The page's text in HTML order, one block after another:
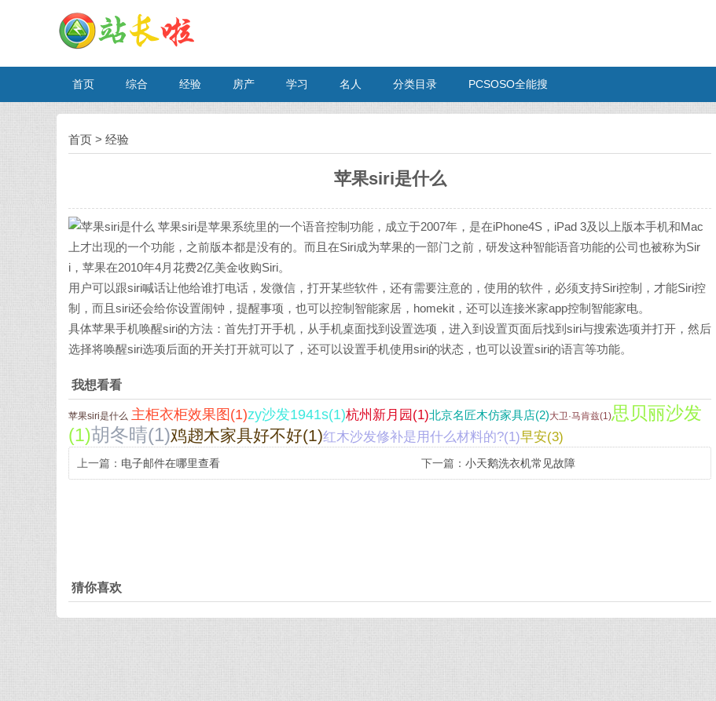
首页 综合 经验 房产 学习 名人 分类目录 PCSOSO全能搜
首页 > 经验
苹果siri是什么
苹果siri是苹果系统里的一个语音控制功能，成立于2007年，是在iPhone4S，iPad 3及以上版本手机和Mac
上才出现的一个功能，之前版本都是没有的。而且在Siri成为苹果的一部门之前，研发这种智能语音功能的公司也被称为Sir
i，苹果在2010年4月花费2亿美金收购Siri。
用户可以跟siri喊话让他给谁打电话，发微信，打开某些软件，还有需要注意的，使用的软件，必须支持Siri控制，才能Siri控
制，而且siri还会给你设置闹钟，提醒事项，也可以控制智能家居，homekit，还可以连接米家app控制智能家电。
具体苹果手机唤醒siri的方法：首先打开手机，从手机桌面找到设置选项，进入到设置页面后找到siri与搜索选项并打开，然后
选择将唤醒siri选项后面的开关打开就可以了，还可以设置手机使用siri的状态，也可以设置siri的语言等功能。
我想看看
苹果siri是什么 主柜衣柜效果图(1)zy沙发1941s(1)杭州新月园(1)北京名匠木仿家具店(2)大卫·马肯兹(1)思贝丽沙发
(1)胡冬晴(1)鸡趐木家具好不好(1)红木沙发修补是用什么材料的?(1)早安(3)
上一篇： 电子邮件在哪里查看 下一篇：小天鹅洗衣机常见故障
猜你喜欢